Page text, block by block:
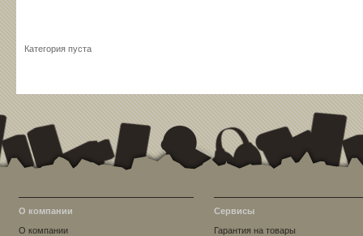
Категория пуста
О компании
О компании
Сервисы
Гарантия на товары